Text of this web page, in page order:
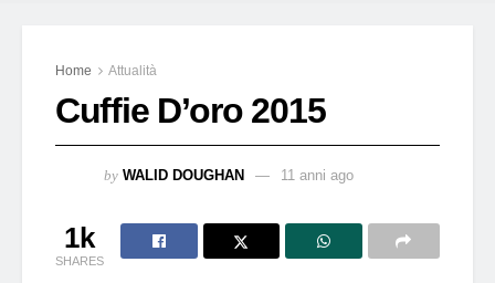
Home Attualità
Cuffie D’oro 2015
by WALID DOUGHAN 11 anni ago
1k
SHARES